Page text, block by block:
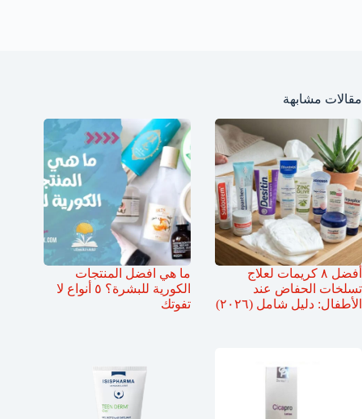
مقالات مشابهة
أفضل ٨ كريمات لعلاج
تسلخات الحفاض عند
الأطفال: دليل شامل (٢٠٢٦)
ما هي افضل المنتجات
الكورية للبشرة؟ ٥ أنواع لا
تفوتك